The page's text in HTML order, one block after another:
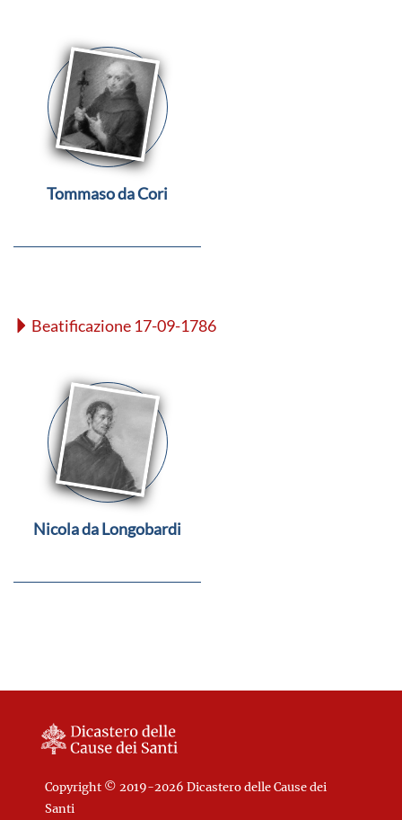
Tommaso da Cori
Beatificazione 17-09-1786
Nicola da Longobardi
Copyright © 2019-2026 Dicastero delle Cause dei
Santi